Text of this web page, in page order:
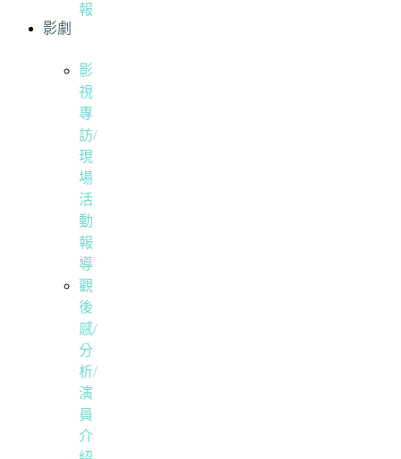
報
影劇
影
視
專
訪/
現
場
活
動
報
導
觀
後
感/
分
析/
演
員
介